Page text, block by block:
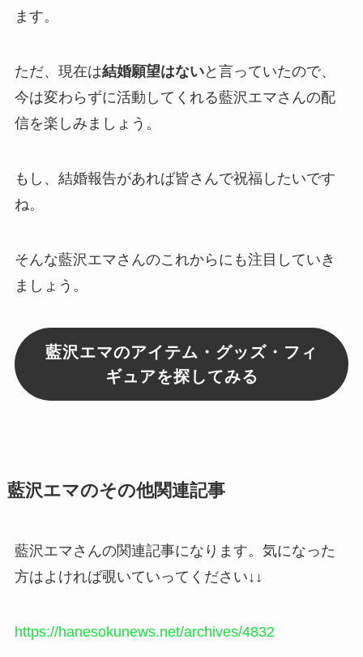
ます。
ただ、現在は結婚願望はないと言っていたので、
今は変わらずに活動してくれる藍沢エマさんの配
信を楽しみましょう。
もし、 結婚報告があれば皆さんで祝福したいです
ね。
そんな藍沢エマさんのこれからにも注目していき
ましょう。
藍沢エマのアイテム・グッズ・フィ
ギュアを探してみる
藍沢エマのその他関連記事
藍沢エマさんの関連記事になります。気になった
方はよければ覗いていってください↓↓
https://hanesokunews.net/archives/4832